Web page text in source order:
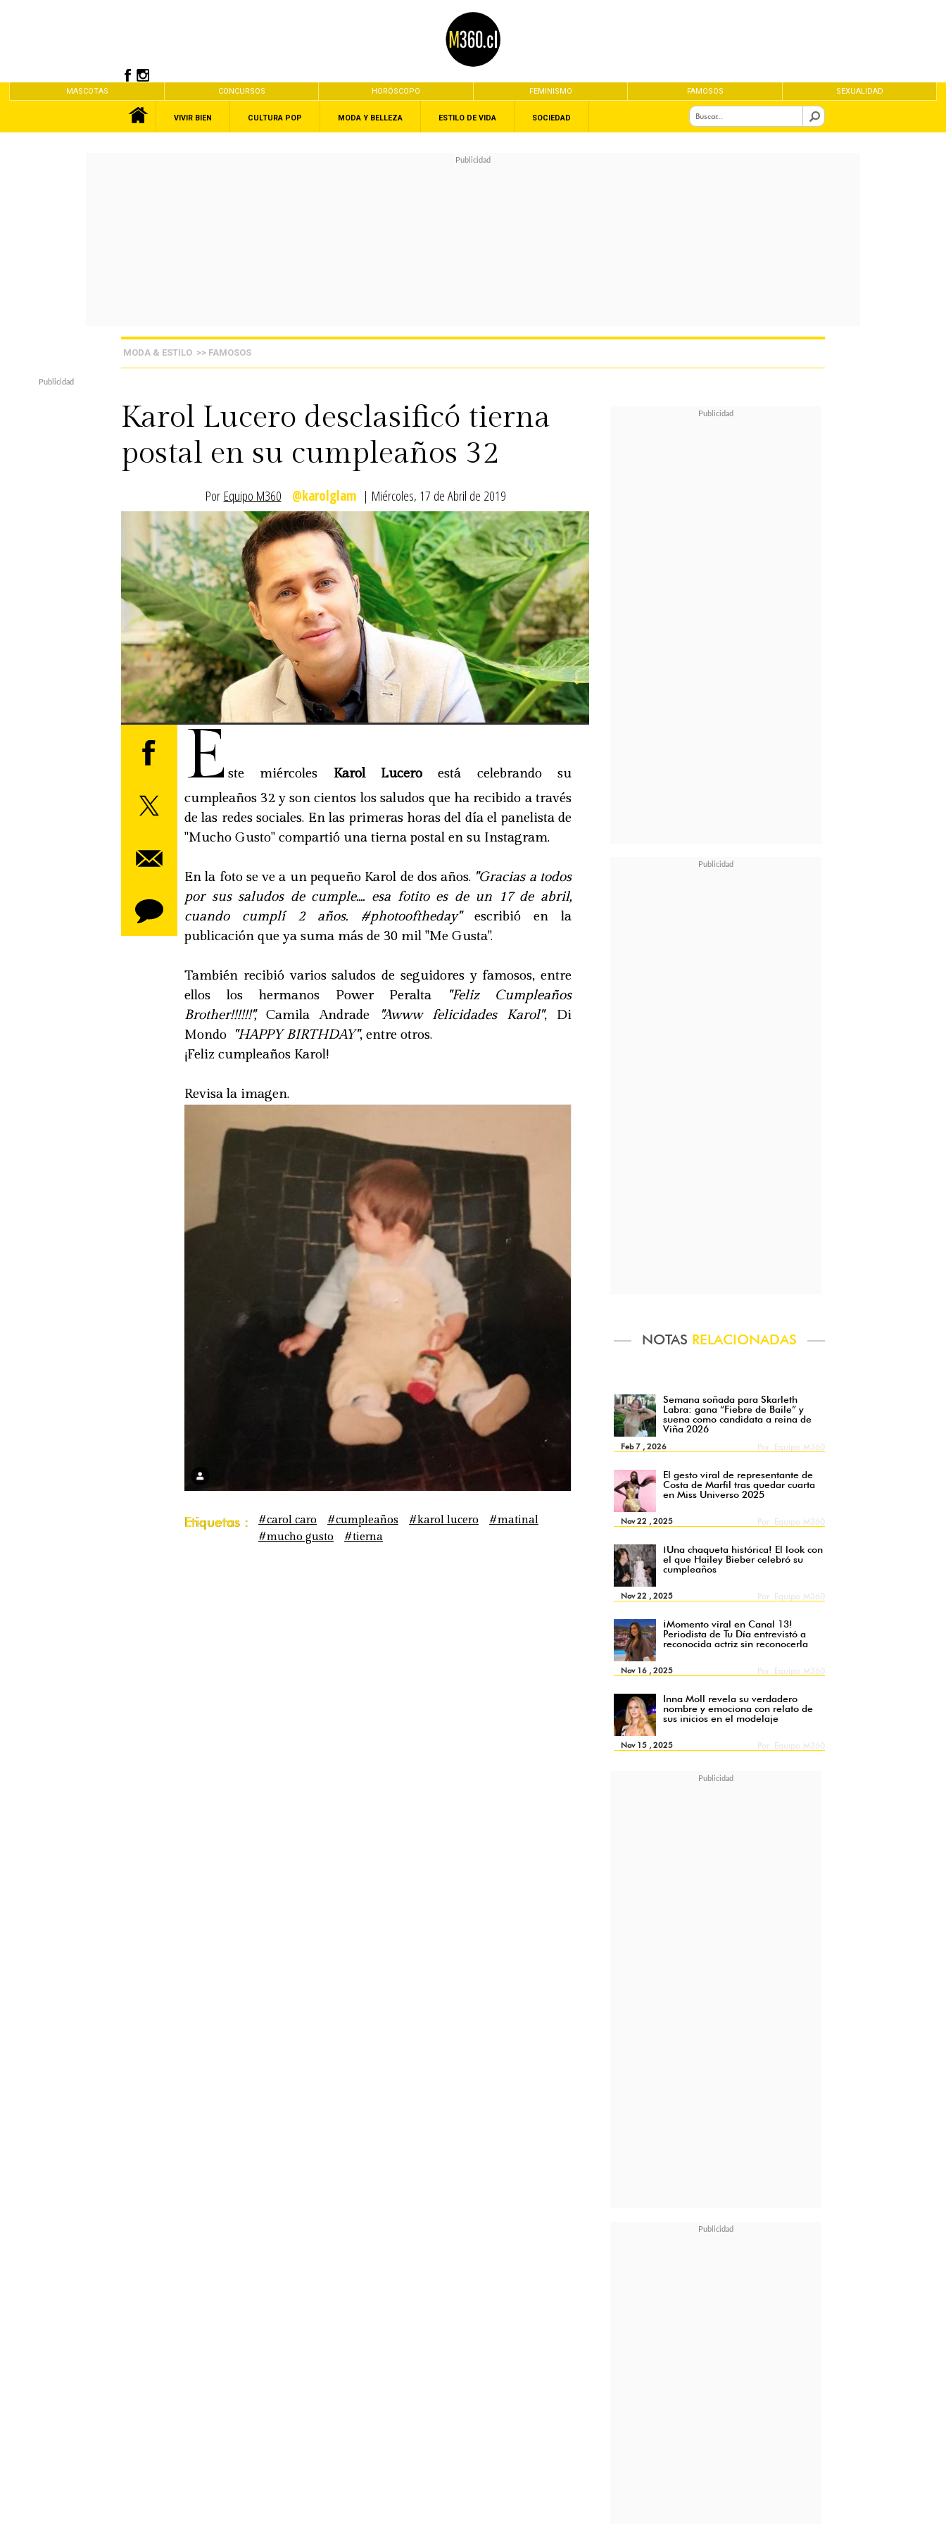
MASCOTAS CONCURSOS HORÓSCOPO FEMINISMO FAMOSOS SEXUALIDAD
VIVIR BIEN CULTURA POP MODA Y BELLEZA ESTILO DE VIDA SOCIEDAD
MODA & ESTILO >> FAMOSOS
Karol Lucero desclasificó tierna
postal en su cumpleaños 32
Por Equipo M360 @karolglam | Miércoles, 17 de Abril de 2019
NOTAS RELACIONADAS
Semana soñada para Skarleth
Labra: gana “Fiebre de Baile” y
suena como candidata a reina de
Viña 2026
Feb 7 , 2026
El gesto viral de representante de
Costa de Marfil tras quedar cuarta
en Miss Universo 2025
Nov 22 , 2025
¡Una chaqueta histórica! El look con
el que Hailey Bieber celebró su
cumpleaños
Nov 22 , 2025
¡Momento viral en Canal 13!
Periodista de Tu Día entrevistó a
reconocida actriz sin reconocerla
Nov 16 , 2025
Inna Moll revela su verdadero
nombre y emociona con relato de
sus inicios en el modelaje
Nov 15 , 2025
E ste miércoles Karol Lucero está celebrando su
cumpleaños 32 y son cientos los saludos que ha recibido a través
de las redes sociales. En las primeras horas del día el panelista de
"Mucho Gusto" compartió una tierna postal en su Instagram.
En la foto se ve a un pequeño Karol de dos años. "Gracias a todos
por sus saludos de cumple.... esa fotito es de un 17 de abril,
cuando cumplí 2 años. #photooftheday"escribió en la
publicación que ya suma más de 30 mil "Me Gusta".
También recibió varios saludos de seguidores y famosos, entre
ellos los hermanos Power Peralta
"Feliz Cumpleaños
Brother!!!!!!",Camila Andrade "Awww felicidades Karol", Di
Mondo "HAPPY BIRTHDAY", entre otros.
¡Feliz cumpleaños Karol!
Revisa la imagen.
Etiquetas : #carol caro #cumpleaños #karol lucero
#matinal
#mucho gusto
#tierna